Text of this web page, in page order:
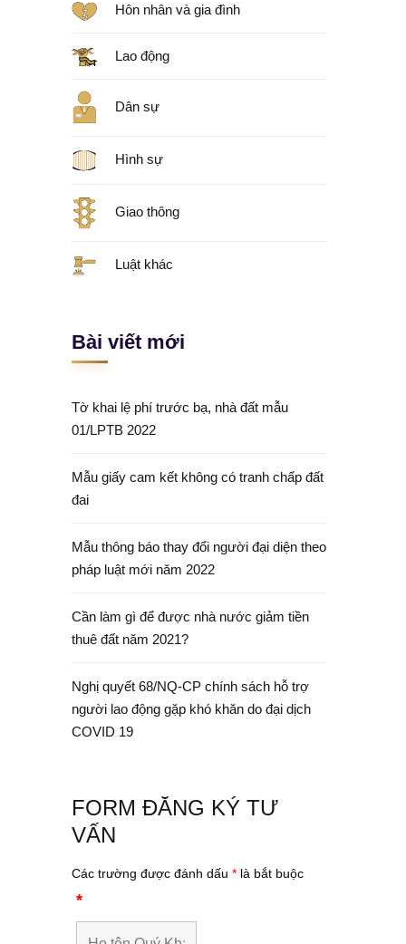
Hôn nhân và gia đình
Lao động
Dân sự
Hình sự
Giao thông
Luật khác
Bài viết mới
Tờ khai lệ phí trước bạ, nhà đất mẫu
01/LPTB 2022
Mẫu giấy cam kết không có tranh chấp đất
đai
Mẫu thông báo thay đổi người đại diện theo
pháp luật mới năm 2022
Cần làm gì để được nhà nước giảm tiền
thuê đất năm 2021?
Nghị quyết 68/NQ-CP chính sách hỗ trợ
người lao động gặp khó khăn do đại dịch
COVID 19
FORM ĐĂNG KÝ TƯ
VẤN
Các trường được đánh dấu * là bắt buộc
*